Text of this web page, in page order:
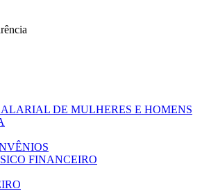
DE MULHERES E HOMENS
FINANCEIRO